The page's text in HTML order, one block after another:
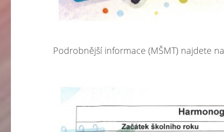
Podrobnější informace (MŠMT) najdete na